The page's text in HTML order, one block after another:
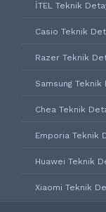
İTEL Teknik
Casio Teknik
Razer Teknik
Samsung
Chea Teknik
Emporia Teknik
Huawei Teknik
Xiaomi Teknik